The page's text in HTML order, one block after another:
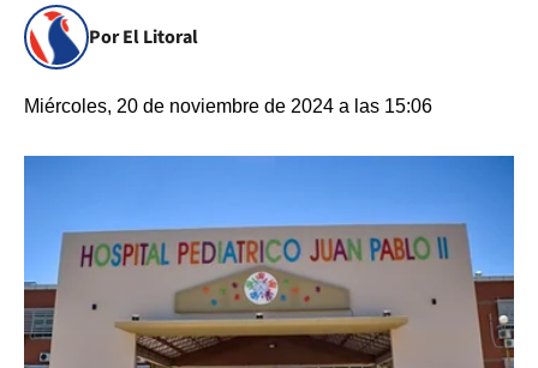
Por El Litoral
Miércoles, 20 de noviembre de 2024 a las 15:06